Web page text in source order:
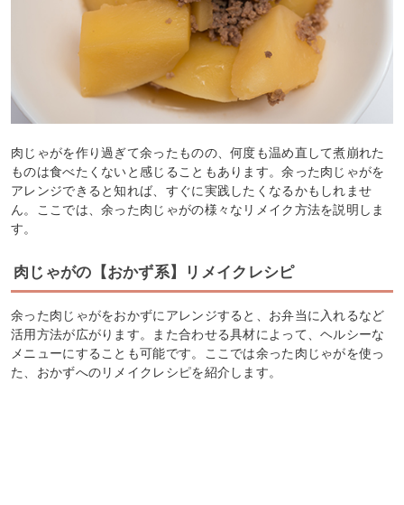
肉じゃがを作り過ぎて余ったものの、何度も温め直して煮崩れた
ものは食べたくないと感じることもあります。余った肉じゃがを
アレンジできると知れば、すぐに実践したくなるかもしれませ
ん。ここでは、余った肉じゃがの様々なリメイク方法を説明しま
す。
肉じゃがの【おかず系】リメイクレシピ
余った肉じゃがをおかずにアレンジすると、お弁当に入れるなど
活用方法が広がります。また合わせる具材によって、ヘルシーな
メニューにすることも可能です。ここでは余った肉じゃがを使っ
た、おかずへのリメイクレシピを紹介します。